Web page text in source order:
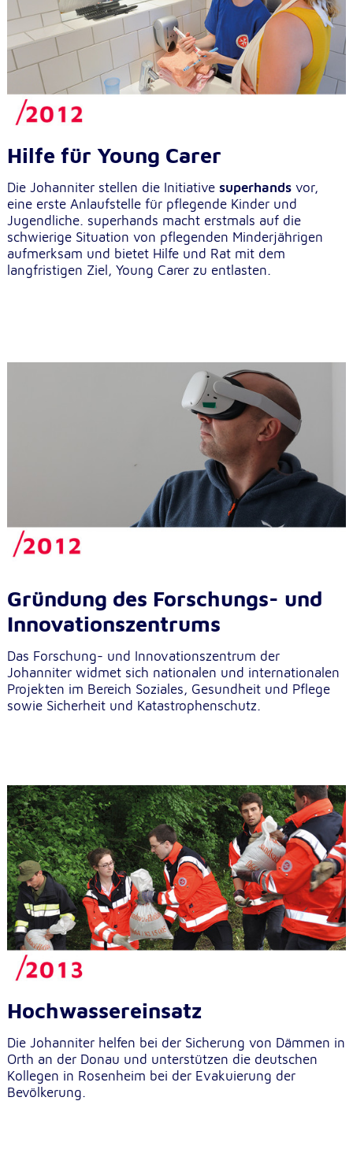
Hilfe für Young Carer
Die Johanniter stellen die Initiative superhandsvor,
eine erste Anlaufstelle für pflegende Kinder und
Jugendliche. superhands macht erstmals auf die
schwierige Situation von pflegenden Minderjährigen
aufmerksam und bietet Hilfe und Rat mit dem
langfristigen Ziel, Young Carer zu entlasten.
Gründung des Forschungs- und
Innovationszentrums
Das Forschung- und Innovationszentrum der
Johanniter widmet sich nationalen und internationalen
Projekten im Bereich Soziales, Gesundheit und Pflege
sowie Sicherheit und Katastrophenschutz.
Hochwassereinsatz
Die Johanniter helfen bei der Sicherung von Dämmen in
Orth an der Donau und unterstützen die deutschen
Kollegen in Rosenheim bei der Evakuierung der
Bevölkerung.